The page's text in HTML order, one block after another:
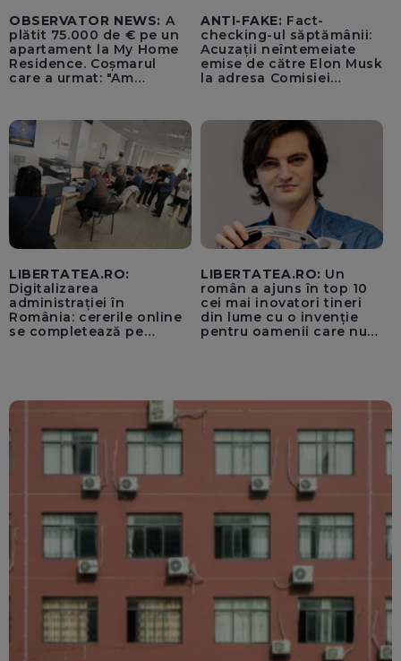
OBSERVATOR NEWS: A
plătit 75.000 de € pe un
apartament la My Home
Residence. Coșmarul
care a urmat: "Am
ANTI-FAKE: Fact-
checking-ul săptămânii:
Acuzații neîntemeiate
emise de către Elon Musk
la adresa Comisiei
pentru instaurarea
„cenzurii” pe platforma X
LIBERTATEA.RO:
Digitalizarea
administrației în
România: cererile online
se completează pe
LIBERTATEA.RO: Un
român a ajuns în top 10
cei mai inovatori tineri
din lume cu o invenție
pentru oamenii care nu